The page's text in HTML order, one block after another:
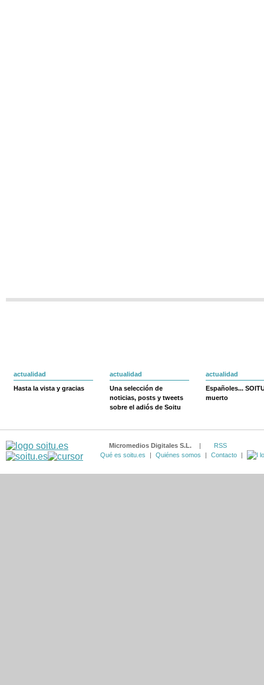
actualidad
Hasta la vista y gracias
actualidad
Una selección de
noticias, posts y tweets
sobre el adiós de Soitu
actualidad
Españoles...
muerto
Micromedios Digitales S.L. |
RSS
Qué es soitu.es
| Quiénes somos | Contacto |